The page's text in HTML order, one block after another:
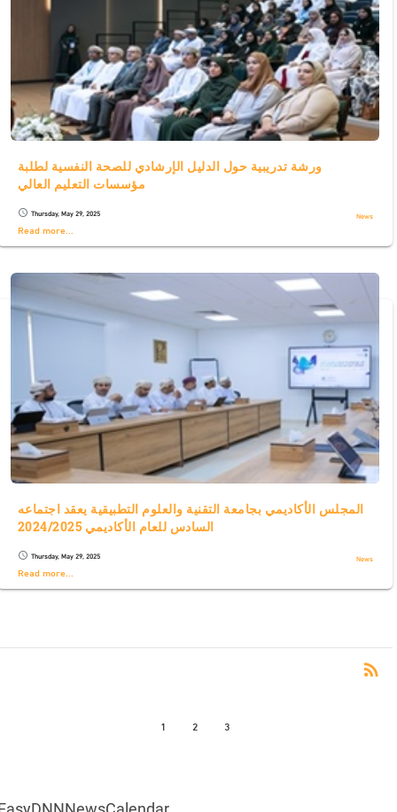
ورشة تدريبية حول الدليل الإرشادي للصحة النفسية لطلبة
مؤسسات التعليم العالي
schedule Thursday, May 29, 2025 News
Read more...
المجلس الأكاديمي بجامعة التقنية والعلوم التطبيقية يعقد اجتماعه
السادس للعام الأكاديمي 2024/2025
schedule Thursday, May 29, 2025 News
Read more...
rss_feed
1 2 3